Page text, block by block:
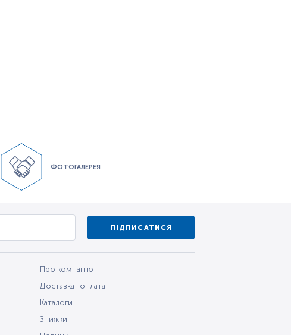
ФОТОГАЛЕРЕЯ
ПІДПИСАТИСЯ
Про компанію
Доставка і оплата
Каталоги
Знижки